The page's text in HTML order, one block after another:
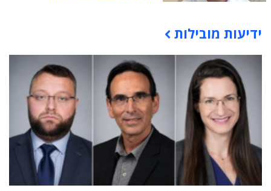
תוכן פרסומי
ידיעות מובילות